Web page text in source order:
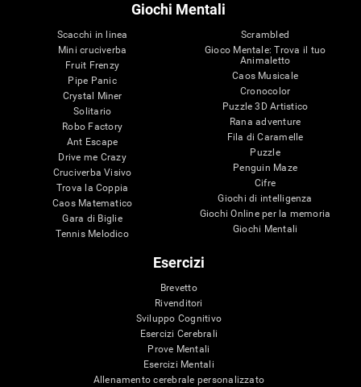
Giochi Mentali
Scacchi in linea
Mini cruciverba
Fruit Frenzy
Pipe Panic
Crystal Miner
Solitario
Robo Factory
Ant Escape
Drive me Crazy
Cruciverba Visivo
Trova la Coppia
Caos Matematico
Gara di Biglie
Tennis Melodico
Scrambled
Gioco Mentale: Trova il tuo
Animaletto
Caos Musicale
Cronocolor
Puzzle 3D Artistico
Rana adventure
Fila di Caramelle
Puzzle
Penguin Maze
Cifre
Giochi di intelligenza
Giochi Online per la memoria
Giochi Mentali
Esercizi
Brevetto
Rivenditori
Sviluppo Cognitivo
Esercizi Cerebrali
Prove Mentali
Esercizi Mentali
Allenamento cerebrale personalizzato